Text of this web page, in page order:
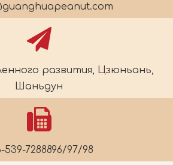
развития, Цзюньань,
Шаньдун
539-7288896/97/98